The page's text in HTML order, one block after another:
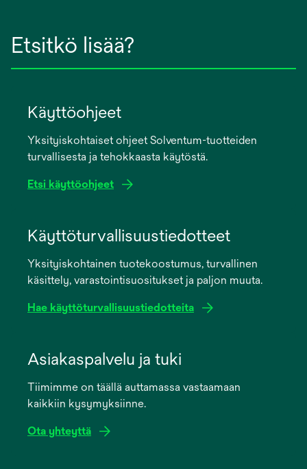
Etsitkö lisää?
Käyttöohjeet
Yksityiskohtaiset ohjeet Solventum-tuotteiden
turvallisesta ja tehokkaasta käytöstä.
Etsi käyttöohjeet
new
Käyttöturvallisuustiedotteet
Yksityiskohtainen tuotekoostumus, turvallinen
käsittely, varastointisuositukset ja paljon muuta.
Hae käyttöturvallisuustiedotteita
new
Asiakaspalvelu ja tuki
Tiimimme on täällä auttamassa vastaamaan
kaikkiin kysymyksiinne.
Ota yhteyttä